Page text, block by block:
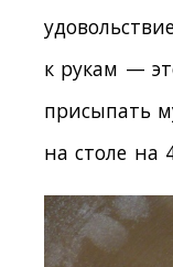
к рукам —
присыпать
на столе на